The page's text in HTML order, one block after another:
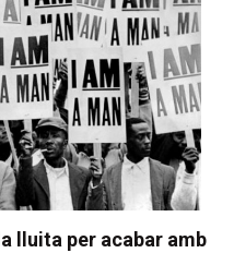
lluita per acabar amb